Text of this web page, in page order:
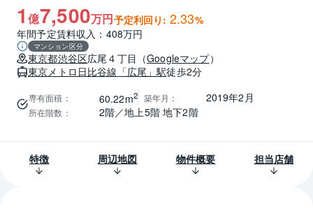
1億7,500万円予定利回り: 2.33%
年間予定賃料収入：408万円
マンション区分
東京都渋谷区広尾４丁目 （Googleマップ）
東京メトロ日比谷線 「広尾」駅徒歩2分
専有面積 ： 60.22m2 築年月 ： 2019年2月
所在階数 ： 2階／地上5階 地下2階
特徴 周辺地図 物件概要 担当店舗